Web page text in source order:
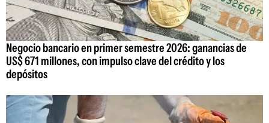
Negocio bancario en primer semestre 2026: ganancias de
US$ 671 millones, con impulso clave del crédito y los
depósitos